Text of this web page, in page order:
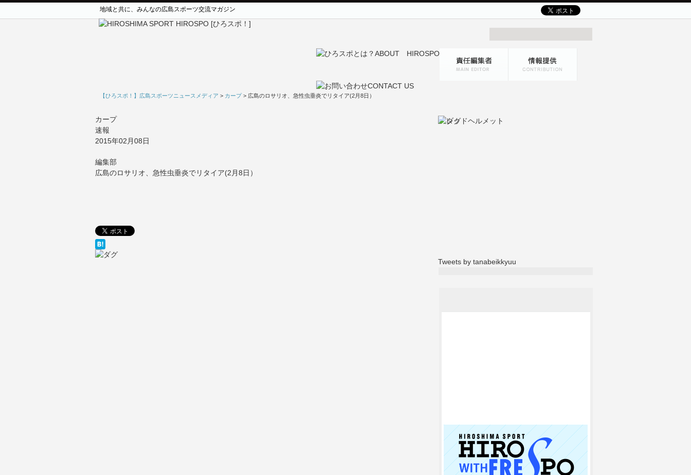
地域と共に、みんなの広島スポーツ交流マガジン
【ひろスポ！】広島スポーツニュースメディア > カープ> 広島のロサリオ、急性虫垂炎でリタイア(2月8日）
カープ
速報
2015年02月08日
編集部
広島のロサリオ、急性虫垂炎でリタイア(2月8日）
Tweets by tanabeikkyuu